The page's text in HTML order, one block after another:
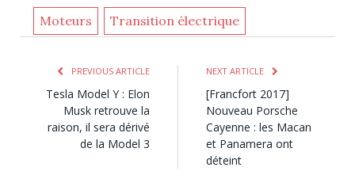
Moteurs Transition électrique
PREVIOUS ARTICLE
Tesla Model Y : Elon
Musk retrouve la
raison, il sera dérivé
de la Model 3
NEXT ARTICLE
[Francfort 2017]
Nouveau Porsche
Cayenne : les Macan
et Panamera ont
déteint